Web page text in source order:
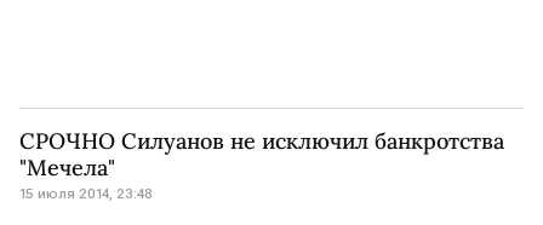
СРОЧНО Силуанов не исключил банкротства
"Мечела"
15 июля 2014, 23:48